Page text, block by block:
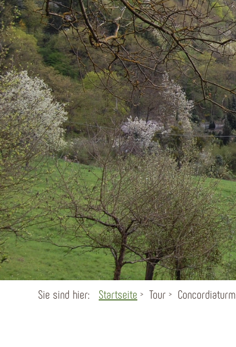
Sie sind hier: Startseite Tour Concordiaturm